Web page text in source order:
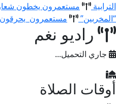
الترابية
مستعمرون يخطون
“المخربين”
مستعمرون يحرقون
راديو نغم
جاري التحميل...
أوقات الصلاة